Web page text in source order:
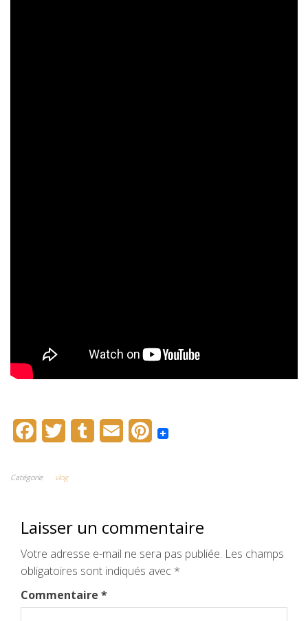
c
b
o
k
i
t
r
l
l
P
e
e
Catégorie vlog
Laisser un commentaire
Votre adresse e-mail ne sera pas publiée. Les champs
obligatoires sont indiqués avec *
Commentaire *